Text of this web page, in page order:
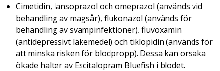
Cimetidin, lansoprazol och omeprazol (används vid
behandling av magsår), flukonazol (används för
behandling av svampinfektioner), fluvoxamin
(antidepressivt läkemedel) och tiklopidin (används för
att minska risken för blodpropp). Dessa kan orsaka
ökade halter av Escitalopram Bluefish i blodet.